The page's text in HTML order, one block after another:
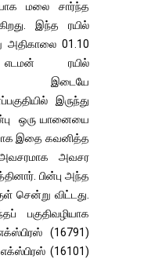
மலை சார்ந்த
இந்த ரயில்
அதிகாலை 01.10
ரயில்
இடையே
இருந்து
ஒரு யானையை
இதை கவனித்த
அவசர
பின்பு அந்த
சென்று விட்டது.
பகுதிவழியாக
(16791)
(16101)